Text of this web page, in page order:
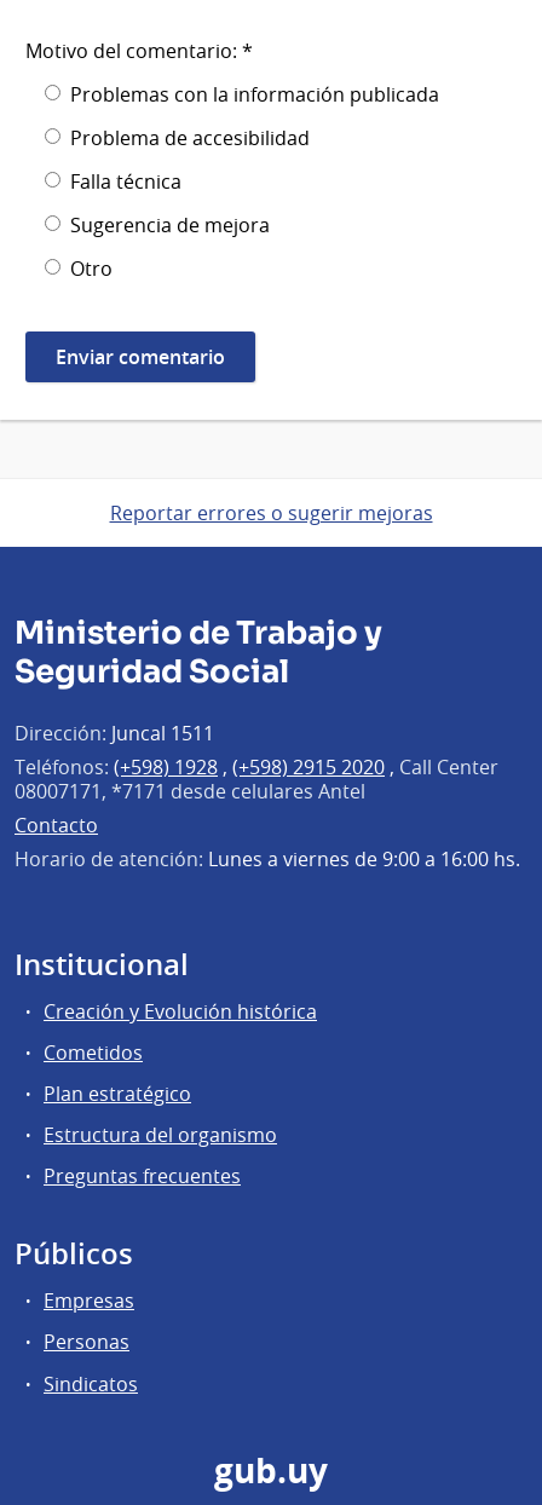
Motivo del comentario: *
Problemas con la información publicada
Problema de accesibilidad
Falla técnica
Sugerencia de mejora
Otro
Reportar errores o sugerir mejoras
Ministerio de Trabajo y
Seguridad Social
Dirección: Juncal 1511
Teléfonos: (+598) 1928 , (+598) 2915 2020 , Call Center
08007171, *7171 desde celulares Antel
Contacto
Horario de atención: Lunes a viernes de 9:00 a 16:00 hs.
Institucional
Creación y Evolución histórica
Cometidos
Plan estratégico
Estructura del organismo
Preguntas frecuentes
Públicos
Empresas
Personas
Sindicatos
gub.uy